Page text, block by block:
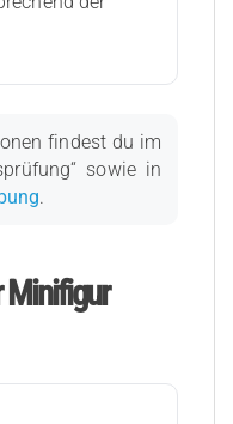
findest du im
sowie in
.
Minifigur